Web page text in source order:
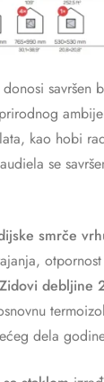
donosi savršen
kao hobi
se
smrče
otpornost
Zidovi debljine
dela